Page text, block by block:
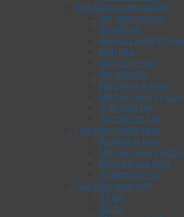
Quà tặng doanh nghiệp
Ấm chén in logo
Bộ giftset
Bình giữ nhiệt in logo
Bình hoa
cốc sứ in logo
Ấm siêu tốc
Móc khóa in logo
Mũ bảo hiểm in logo
Ô dù cầm tay
Túi xách du lịch
Quà tặng khách hàng
Áo mưa in logo
Mũ bảo hiểm in logo
Đồng hồ quà tặng
Bộ bình cốc sứ
Quà tặng nhân viên
Sổ tay
Bút bi